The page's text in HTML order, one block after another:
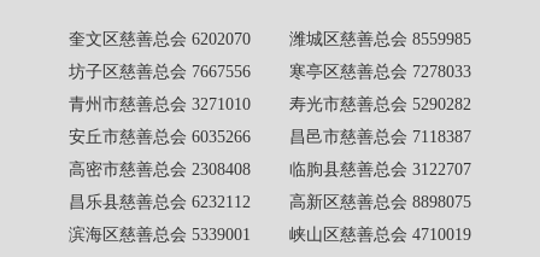
奎文区慈善总会 6202070 潍城区慈善总会 8559985
坊子区慈善总会 7667556 寒亭区慈善总会 7278033
青州市慈善总会 3271010 寿光市慈善总会 5290282
安丘市慈善总会 6035266 昌邑市慈善总会 7118387
高密市慈善总会 2308408 临朐县慈善总会 3122707
昌乐县慈善总会 6232112 高新区慈善总会 8898075
滨海区慈善总会 5339001 峡山区慈善总会 4710019